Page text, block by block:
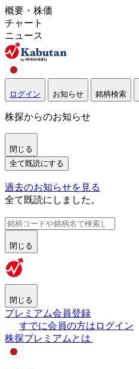
概要・株価
チャート
ニュース
ログイン お知らせ 銘柄検索
株探からのお知らせ
閉じる
全て既読にする
過去のお知らせを見る
全て既読にしました。
閉じる
閉じる
プレミアム会員登録
すでに会員の方はログイン
株探プレミアムとは